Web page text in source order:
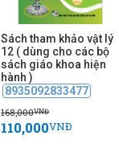
Sách tham khảo vật lý
12 ( dùng cho các bộ
sách giáo khoa hiện
hành )
8935092833477
168,000VNĐ
110,000VNĐ